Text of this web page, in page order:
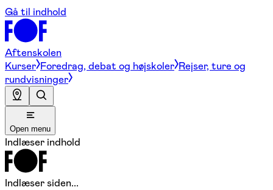
Gå til indhold
Aftenskolen
Kurser Foredrag, debat og højskoler Rejser, ture og
rundvisninger
Open menu
Indlæser indhold
Indlæser siden...